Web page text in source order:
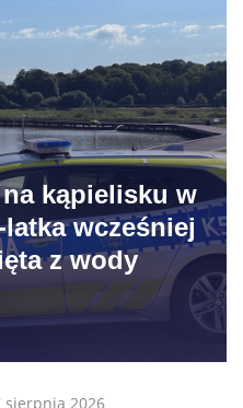
kąpielisku w
wcześniej
z wody
sierpnia 2026